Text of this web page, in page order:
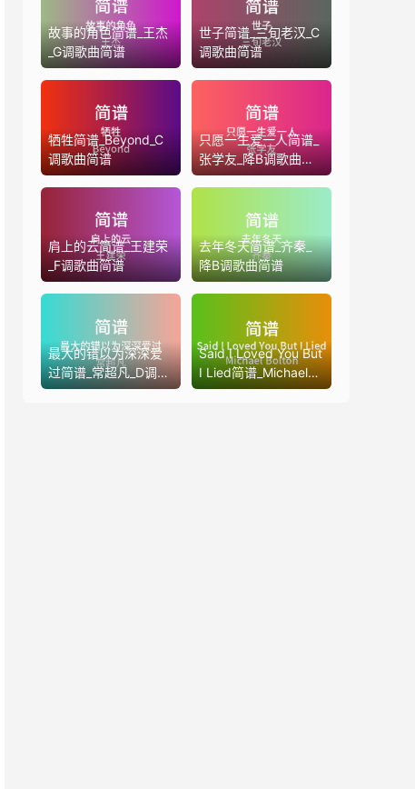
故事的角色简谱_王杰
_G调歌曲简谱
世子简谱_三旬老汉_C
调歌曲简谱
牺牲简谱_Beyond_C
调歌曲简谱
只愿一生爱一人简谱_
张学友_降B调歌曲简
谱
肩上的云简谱_王建荣
_F调歌曲简谱
去年冬天简谱_齐秦_
降B调歌曲简谱
最大的错以为深深爱
过简谱_常超凡_D调歌
曲简谱
Said I Loved You But
I Lied简谱_Michael
Bolton_降B调歌曲简